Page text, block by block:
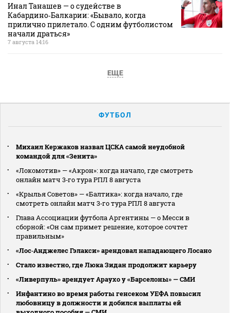
Инал Танашев — о судействе в
Кабардино‑Балкарии: «Бывало, когда
прилично прилетало. С одним футболистом
начали драться»
7 августа 14:16
ЕЩЕ
ФУТБОЛ
Михаил Кержаков назвал ЦСКА самой неудобной
командой для «Зенита»
«Локомотив» — «Акрон»: когда начало, где смотреть
онлайн матч 3‑го тура РПЛ 8 августа
«Крылья Советов» — «Балтика»: когда начало, где
смотреть онлайн матч 3‑го тура РПЛ 8 августа
Глава Ассоциации футбола Аргентины — о Месси в
сборной: «Он сам примет решение, которое сочтет
правильным»
«Лос‑Анджелес Гэлакси» арендовал нападающего Лосано
Стало известно, где Люка Зидан продолжит карьеру
«Ливерпуль» арендует Араухо у «Барселоны» — СМИ
Инфантино во время работы генсеком УЕФА повысил
любовницу в должности и добился выплаты ей